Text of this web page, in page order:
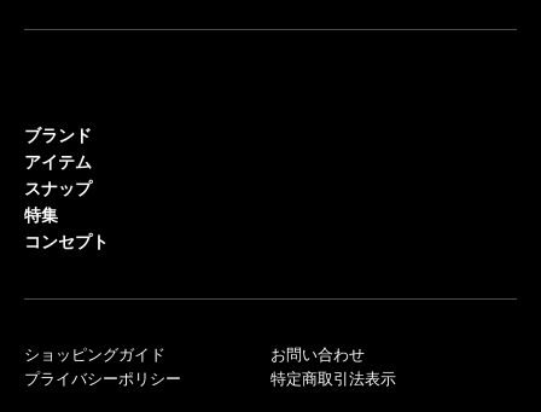
ブランド
アイテム
スナップ
特集
コンセプト
ショッピングガイド
プライバシーポリシー
お問い合わせ
特定商取引法表示